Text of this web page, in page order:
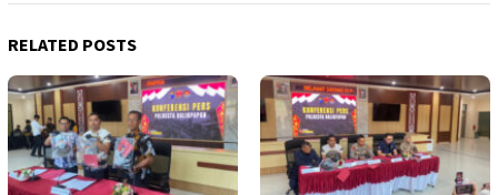
RELATED POSTS